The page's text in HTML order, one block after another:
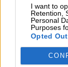
I want to
Retention,
Personal
Purposes
Opted Out
παρονομαστή
05.08.2026 - 12:11
Αντώνης